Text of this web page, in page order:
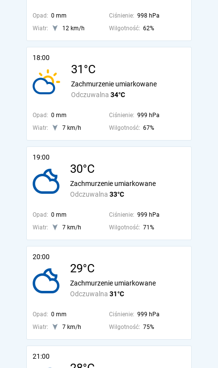
Opad: 0 mm Ciśnienie: 998 hPa
Wiatr:
12 km/h Wilgotność: 62%
18:00
31°C
Odczuwalna 34°C
Zachmurzenie umiarkowane
Opad: 0 mm Ciśnienie: 999 hPa
Wiatr:
7 km/h Wilgotność: 67%
19:00
30°C
Odczuwalna 33°C
Zachmurzenie umiarkowane
Opad: 0 mm Ciśnienie: 999 hPa
Wiatr:
7 km/h Wilgotność: 71%
20:00
29°C
Odczuwalna 31°C
Zachmurzenie umiarkowane
Opad: 0 mm Ciśnienie: 999 hPa
Wiatr:
7 km/h Wilgotność: 75%
21:00